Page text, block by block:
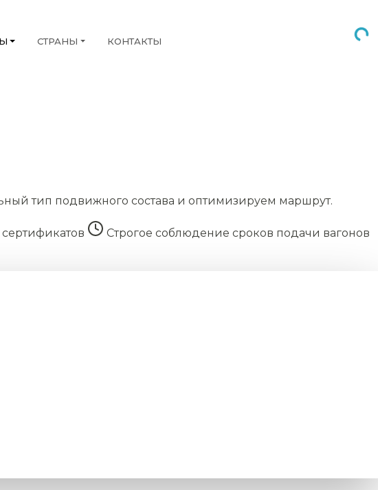
СТРАНЫ КОНТАКТЫ
тип подвижного состава и оптимизируем маршрут.
Строгое соблюдение сроков подачи вагонов